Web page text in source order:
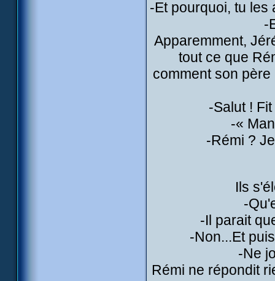
-Et pourquoi, tu les
-
Apparemment,
tout ce que
comment son
-Salut !
-«
-Rémi ?
Ils
-
-Il parait
-Non...Et
-Ne
Rémi ne répondit